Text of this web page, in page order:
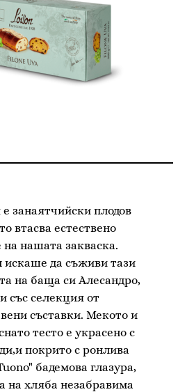
занаятчийски плодов
втасва естествено
на нашата закваска.
искаше да съживи тази
на баща си Алесандро,
със селекция от
съставки. Мекото и
тесто е украсено с
покрито с ронлива
бадемова глазура,
на хляба незабравима